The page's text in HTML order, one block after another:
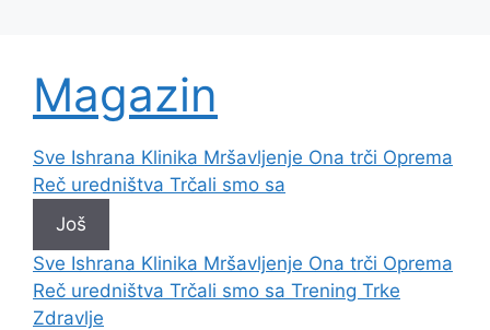
Magazin
Sve Ishrana Klinika Mršavljenje Ona trči Oprema
Reč uredništva Trčali smo sa
Još
Sve Ishrana Klinika Mršavljenje Ona trči Oprema
Reč uredništva Trčali smo sa Trening Trke
Zdravlje